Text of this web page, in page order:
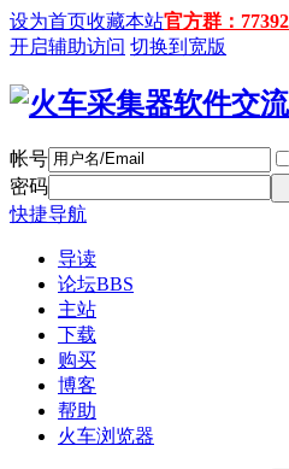
设为首页收藏本站官方群：
开启辅助访问 切换到宽版
帐号
密码
快捷导航
导读
论坛BBS
主站
下载
购买
博客
帮助
火车浏览器